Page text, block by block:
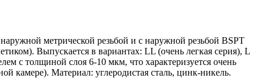
метрической резьбой и с наружной резьбой BSPT
Выпускается в вариантах: LL (очень легкая серия), L
с толщиной слоя 6-10 мкм, что характеризуется очень
камере). Материал: углеродистая сталь, цинк-никель.